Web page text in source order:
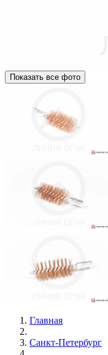
Показать все фото
Главная
Санкт-Петербург